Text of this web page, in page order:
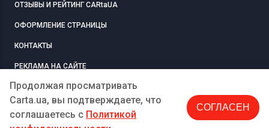
Продолжая просматривать
Carta.ua, вы подтверждаете, что
соглашаетесь c Политикой
СОГЛАСЕН
ОТЗЫВЫ И РЕЙТИНГ CARtaUA
ОФОРМЛЕНИЕ СТРАНИЦЫ
КОНТАКТЫ
РЕКЛАМА НА САЙТЕ
РЕГИСТРАЦИЯ КОМПАНИЮ